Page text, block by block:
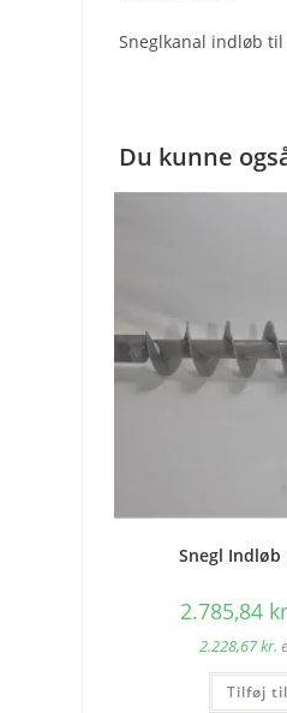
Sneglkanal indløb til
Du kunne
Snegl Indløb
2.785,84
2.228,67kr.
Tilføj